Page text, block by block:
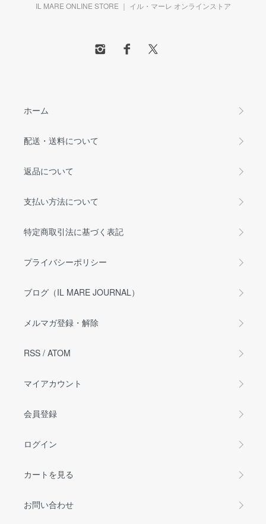
IL MARE ONLINE STORE ｜ イル・マーレ オンラインストア
ホーム
配送・送料について
返品について
支払い方法について
特定商取引法に基づく表記
プライバシーポリシー
ブログ（IL MARE JOURNAL）
メルマガ登録・解除
RSS / ATOM
マイアカウント
会員登録
ログイン
カートを見る
お問い合わせ